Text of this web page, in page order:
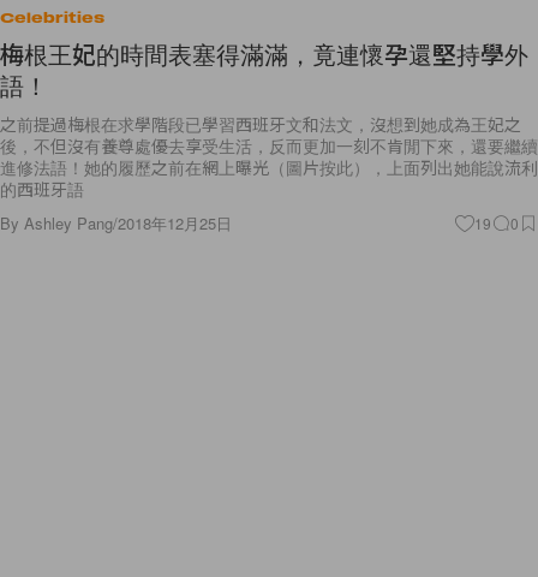
Celebrities
梅根王妃的時間表塞得滿滿，竟連懷孕還堅持學外
語！
之前提過梅根在求學階段已學習西班牙文和法文，沒想到她成為王妃之
後，不但沒有養尊處優去享受生活，反而更加一刻不肯閒下來，還要繼續
進修法語！她的履歷之前在網上曝光（圖片按此），上面列出她能說流利
的西班牙語
By Ashley Pang/2018年12月25日 19 0